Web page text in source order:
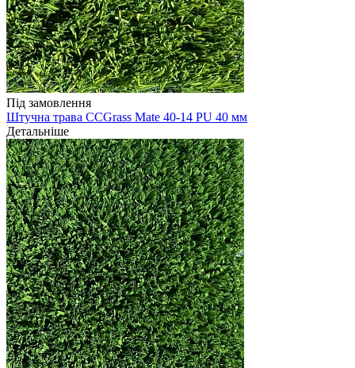
Під замовлення
Штучна трава CCGrass Mate 40-14 PU 40 мм
Детальніше